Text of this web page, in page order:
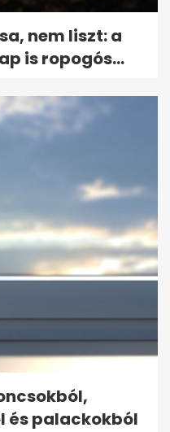
nem liszt: a
is ropogós...
és palackokból